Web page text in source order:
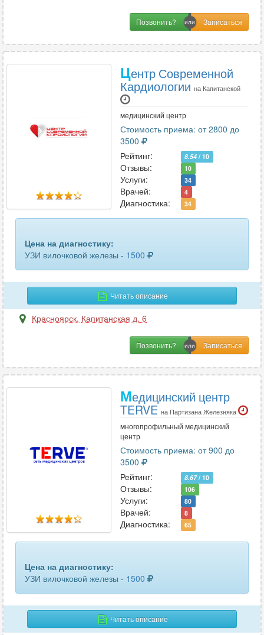
21
предстательной железы и семенных пузырьков 4
предстательной железы трансректальное
прямой кишки трансректальное
слюнной железы
сосудов головного мозга
сосудов нижних конечностей 6
средостения
3
тазобедренных суставов 13
5
эластография печени
эластография щитовидной железы
Позвонить?
Центр Современной
Кардиологии на Капитанской
медицинский центр
Стоимость приема: от 2800 до
3500
Рейтинг:
8.54 / 10
Отзывы: 10
Услуги: 34
Врачей: 4
Диагностика: 34
Цена на диагностику:
УЗИ вилочковой железы - 1500
Читать описание
Красноярск, Капитанская д. 6
Позвонить?
Медицинский центр
TERVE на Партизана Железняка
многопрофильный медицинский
центр
Стоимость приема: от 900 до
3500
Рейтинг:
8.67/ 10
Отзывы: 106
Услуги: 80
Врачей: 8
Диагностика: 65
Цена на диагностику:
УЗИ вилочковой железы - 1500
Читать описание